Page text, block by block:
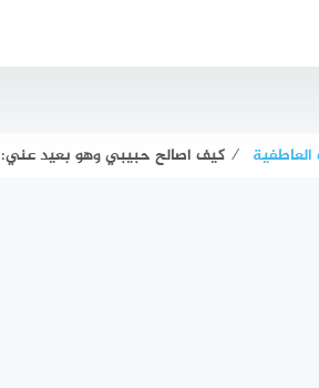
العاطفية ⁄ كيف اصالح حبيبي وهو بعيد عني: 7 طرق ناجحة لمصالحة حبيبك أينما كان